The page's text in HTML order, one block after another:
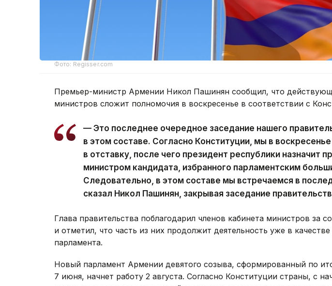
Фото: Regisser.com
Премьер-министр Армении Никол Пашинян сообщил, что
министров сложит полномочия в воскресенье в соответствии с
— Это последнее очередное заседание нашего
в этом составе. Согласно Конституции, мы в
в отставку, после чего президент республики назначит
министром кандидата, избранного парламентским
Следовательно, в этом составе мы встречаемся в
сказал Никол Пашинян, закрывая заседание
Глава правительства поблагодарил членов кабинета министров за
и отметил, что часть из них продолжит деятельность уже в
парламента.
Новый парламент Армении девятого созыва, сформированный по
7 июня, начнет работу 2 августа. Согласно Конституции страны, с